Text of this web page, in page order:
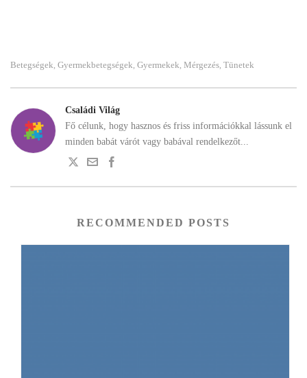
Betegségek, Gyermekbetegségek, Gyermekek, Mérgezés, Tünetek
Családi Világ
Fő célunk, hogy hasznos és friss információkkal lássunk el
minden babát várót vagy babával rendelkezőt...
RECOMMENDED POSTS